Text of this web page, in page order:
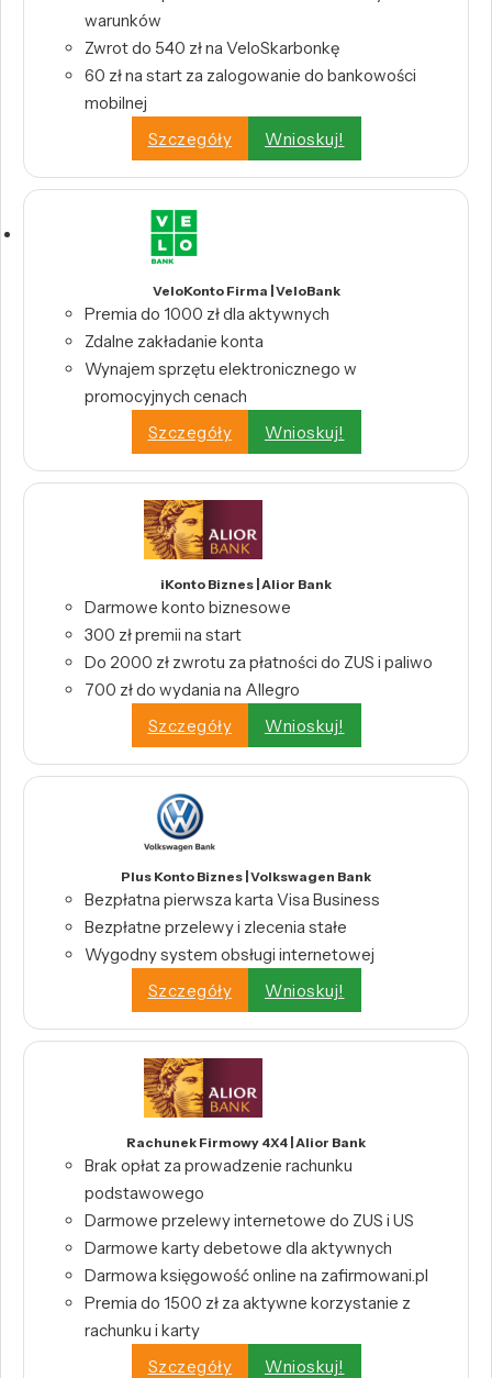
warunków
Zwrot do 540 zł na VeloSkarbonkę
60 zł na start za zalogowanie do bankowości
mobilnej
Szczegóły
Wnioskuj!
VeloKonto Firma | VeloBank
Premia do 1000 zł dla aktywnych
Zdalne zakładanie konta
Wynajem sprzętu elektronicznego w
promocyjnych cenach
Szczegóły
Wnioskuj!
iKonto Biznes | Alior Bank
Darmowe konto biznesowe
300 zł premii na start
Do 2000 zł zwrotu za płatności do ZUS i paliwo
700 zł do wydania na Allegro
Szczegóły
Wnioskuj!
Plus Konto Biznes | Volkswagen Bank
Bezpłatna pierwsza karta Visa Business
Bezpłatne przelewy i zlecenia stałe
Wygodny system obsługi internetowej
Szczegóły
Wnioskuj!
Rachunek Firmowy 4X4 | Alior Bank
Brak opłat za prowadzenie rachunku
podstawowego
Darmowe przelewy internetowe do ZUS i US
Darmowe karty debetowe dla aktywnych
Darmowa księgowość online na zafirmowani.pl
Premia do 1500 zł za aktywne korzystanie z
rachunku i karty
Szczegóły
Wnioskuj!